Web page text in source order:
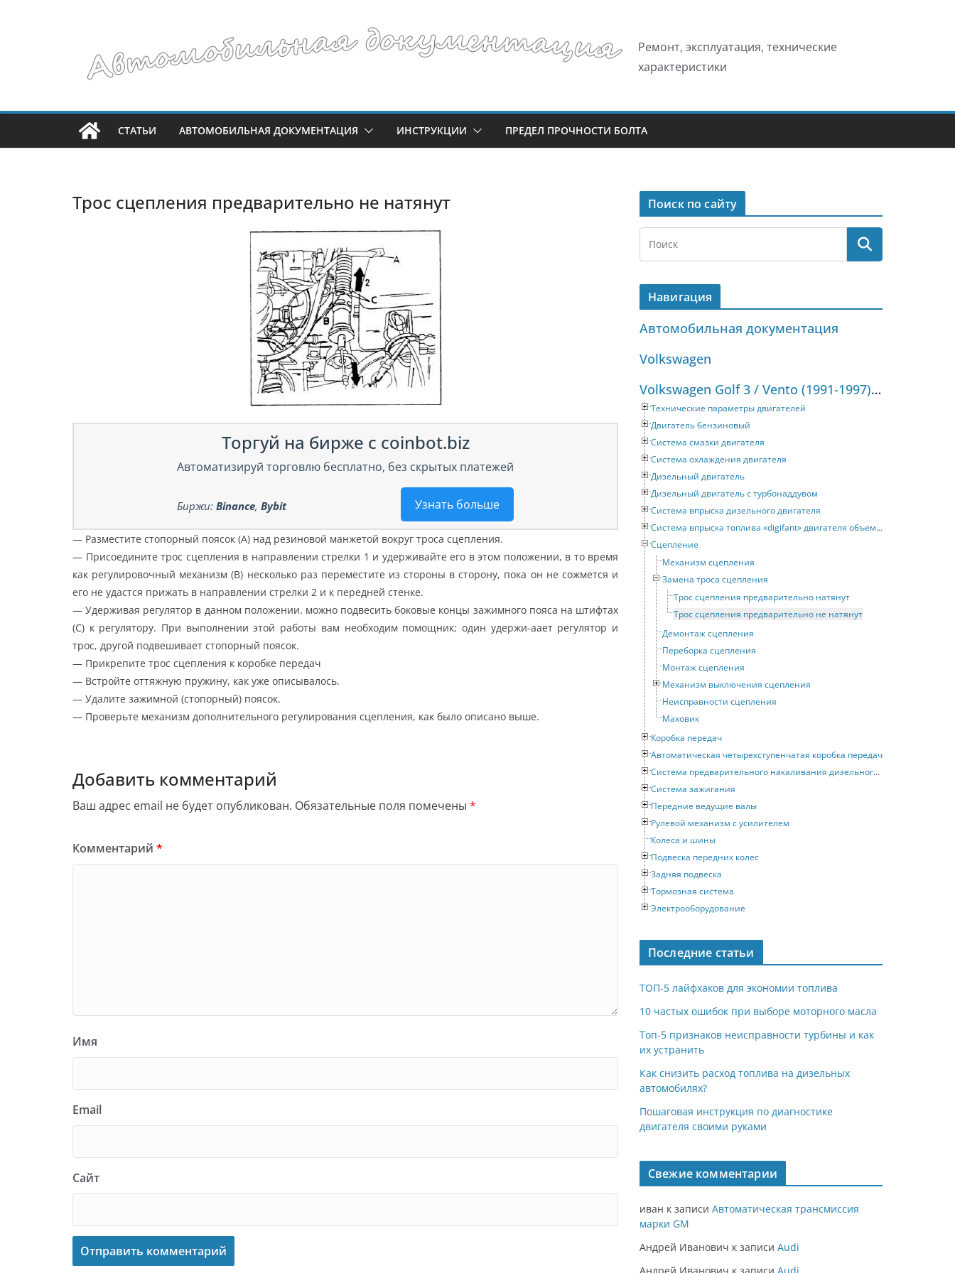
Ремонт, эксплуатация, технические
характеристики
СТАТЬИ АВТОМОБИЛЬНАЯ ДОКУМЕНТАЦИЯ ИНСТРУКЦИИ ПРЕДЕЛ ПРОЧНОСТИ БОЛТА
Трос сцепления предварительно не натянут
Торгуй на бирже с coinbot.biz
Автоматизируй торговлю бесплатно, без скрытых платежей
Узнать больше
Биржи: Binance, Bybit
— Разместите стопорный поясок (А) над резиновой манжетой вокруг троса сцепления.
— Присоедините трос сцепления в направлении стрелки 1 и удерживайте его в этом положении, в то время
как регулировочный механизм (В) несколько раз переместите из стороны в сторону, пока он не сожмется и
его не удастся прижать в направлении стрелки 2 и к передней стенке.
— Удерживая регулятор в данном положении. можно подвесить боковые концы зажимного пояса на штифтах
(С) к регулятору. При выполнении этой работы вам необходим помощник; один удержи-аает регулятор и
трос, другой подвешивает стопорный поясок.
— Прикрепите трос сцепления к коробке передач
— Встройте оттяжную пружину, как уже описывалось.
— Удалите зажимной (стопорный) поясок.
— Проверьте механизм дополнительного регулирования сцепления, как было описано выше.
Добавить комментарий
Ваш адрес email не будет опубликован. Обязательные поля помечены *
Комментарий *
Имя
Email
Сайт
Поиск по сайту
Навигация
Автомобильная документация
Volkswagen
Volkswagen Golf 3 / Vento (1991-1997) Руководство по ремонту и техническому обслуживанию
Технические параметры двигателей
Двигатель бензиновый
Система смазки двигателя
Система охлаждения двигателя
Дизельный двигатель
Дизельный двигатель с турбонаддувом
Система впрыска дизельного двигателя
Система впрыска топлива «digifant» двигателя объемом 2 литра
Сцепление
Механизм сцепления
Замена троса сцепления
Трос сцепления предварительно натянут
Трос сцепления предварительно не натянут
Демонтаж сцепления
Переборка сцепления
Монтаж сцепления
Механизм выключения сцепления
Неисправности сцепления
Маховик
Коробка передач
Автоматическая четырехступенчатая коробка передач
Система предварительного накаливания дизельного двигателя
Система зажигания
Передние ведущие валы
Рулевой механизм с усилителем
Колеса и шины
Подвеска передних колес
Задняя подвеска
Тормозная система
Электрооборудование
Последние статьи
ТОП-5 лайфхаков для экономии топлива
10 частых ошибок при выборе моторного масла
Топ-5 признаков неисправности турбины и как
их устранить
Как снизить расход топлива на дизельных
автомобилях?
Пошаговая инструкция по диагностике
двигателя своими руками
Свежие комментарии
иван к записи Автоматическая трансмиссия
марки GM
Андрей Иванович к записи Audi